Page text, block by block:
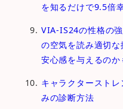
を知るだけで9.5倍
VIA-IS24の性格の
の空気を読み適切
安心感を与えるの
キャラクタースト
みの診断方法